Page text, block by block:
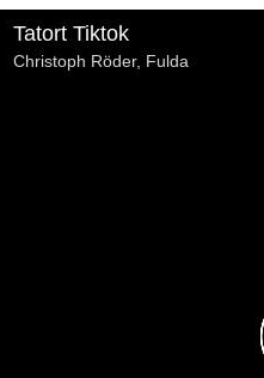
Tatort Tiktok
Christoph Röder, Fulda